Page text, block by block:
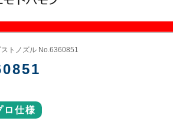
トノズル No.6360851
仕様